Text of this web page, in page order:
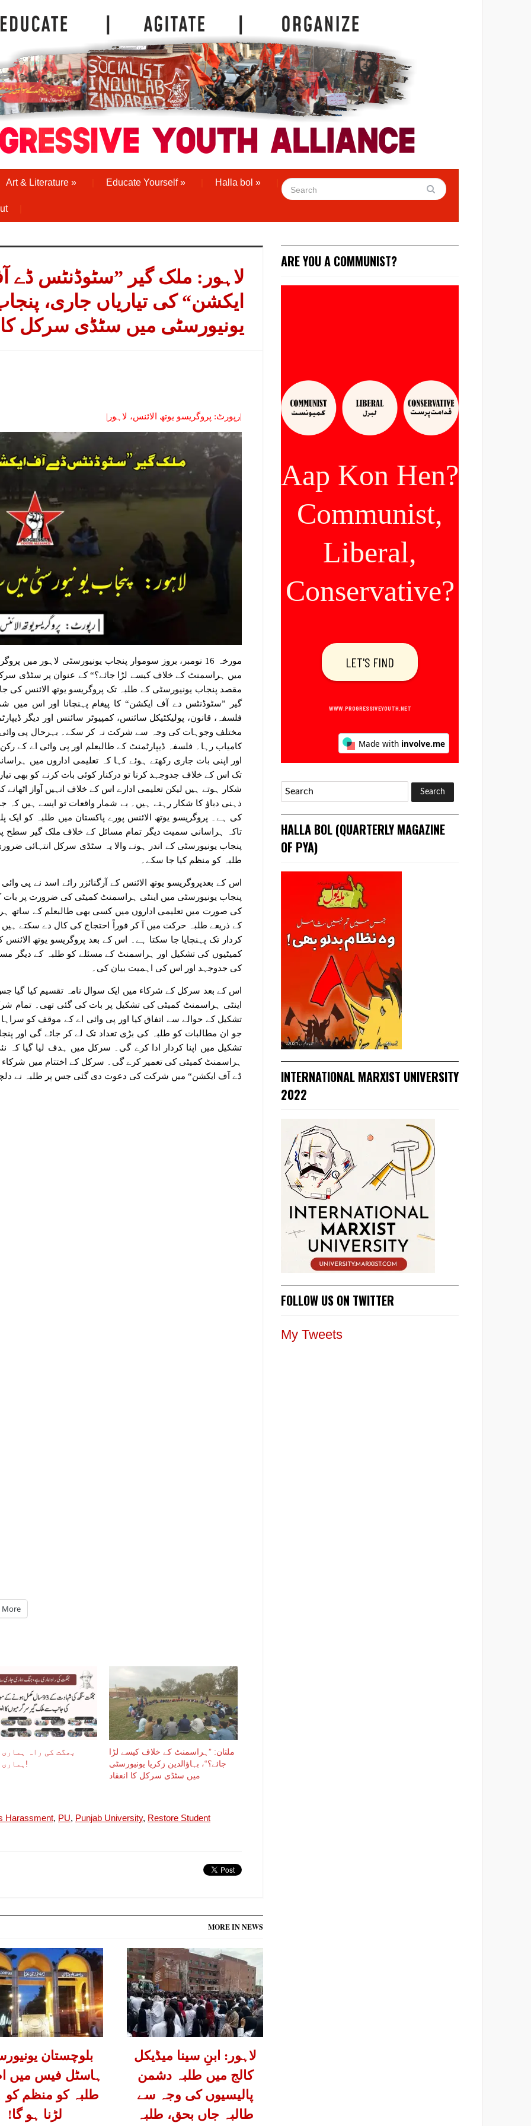
Art & Literature » Educate Yourself» Halla bol »
لاہور: ملک گیر ”سٹوڈنٹس ڈے
ایکشن“ کی تیاریاں جاری،
یونیورسٹی میں سٹڈی سرکل کا
|رپورٹ: پروگریسو یوتھ الائنس، لاہور|
مورخہ 16 نومبر، بروز سوموار پنجاب یونیورسٹی لاہور
میں ہراسمنٹ کے خلاف کیسے لڑا جائے؟“ کے عنوان پر سٹڈی
گیر ”سٹوڈنٹس دے آف ایکشن“ کا پیغام پہنچانا اور اس
فلسفہ، قانون، پولیکٹیکل سائنس، کمپیوٹر سائنس اور دیگر
مختلف وجوہات کی وجہ سے شرکت نہ کر سکے۔ بہرحال پی وائی
کامیاب رہا۔ فلسفہ ڈیپارٹمنٹ کے طالبعلم اور پی وائی اے کے رکن
اور اپنی بات جاری رکھتے ہوئے کہا کہ تعلیمی اداروں میں
تک اس کے خلاف جدوجہد کرنا تو درکنار کوئی بات کرنے کو بھی
شکار ہوتے ہیں لیکن تعلیمی ادارے اس کے خلاف انہیں آواز
ذہنی دباؤ کا شکار رہتے ہیں۔ بے شمار واقعات تو ایسے ہیں
کی ہے۔ پروگریسو یوتھ الائنس پورے پاکستان میں طلبہ کو
تاکہ ہراسانی سمیت دیگر تمام مسائل کے خلاف ملک گیر سطح پر
پنجاب یونیورسٹی کے اندر ہونے والا یہ سٹڈی سرکل انتہائی
طلبہ کو منظم کیا جا سکے۔
اس کے بعدپروگریسو یوتھ الائنس کے آرگنائزر رائے اسد نے پی
پنجاب یونیورسٹی میں اینٹی ہراسمنٹ کمیٹی کی ضرورت پر بات
کی صورت میں تعلیمی اداروں میں کسی بھی طالبعلم کے ساتھ
کے ذریعے طلبہ حرکت میں آ کر فوراً احتجاج کی کال دے سکتے
کردار تک پہنچایا جا سکتا ہے۔ اس کے بعد پروگریسو یوتھ
کمیٹیوں کی تشکیل اور ہراسمنٹ کے مسئلے کو طلبہ کے دیگر
کی جدوجہد اور اس کی اہمیت بیان کی۔
اس کے بعد سرکل کے شرکاء میں ایک سوال نامہ تقسیم کیا گیا جس
اینٹی ہراسمنٹ کمیٹی کی تشکیل پر بات کی گئی تھی۔ تمام
تشکیل کے حوالے سے اتفاق کیا اور پی وائی اے کے موقف کو
جو ان مطالبات کو طلبہ کی بڑی تعداد تک لے کر جائے گی اور
تشکیل میں اپنا کردار ادا کرے گی۔ سرکل میں ہدف لیا گیا کہ
ڈے آف ایکشن“ میں شرکت کی دعوت دی گئی جس پر طلبہ نے
More
بھگت کی راہ
ہماری جاری ہے!
ملتان: ”ہراسمنٹ کے خلاف کیسے لڑا
جائے؟“، بہاؤالدین زکریا یونیورسٹی
میں سٹڈی سرکل کا انعقاد
Harassment, PU, Punjab University, Restore Student
MORE IN NEWS
بلوچستان
ہاسٹل فیس میں
طلبہ کو منظم کو
لڑنا ہو گا!
لاہور: ابنِ سینا میڈیکل
کالج میں طلبہ دشمن
پالیسیوں کی وجہ سے
طالبہ جاں بحق، طلبہ
ARE YOU A COMMUNIST?
HALLA BOL (QUARTERLY MAGAZINE
OF PYA)
INTERNATIONAL MARXIST UNIVERSITY
2022
FOLLOW US ON TWITTER
My Tweets